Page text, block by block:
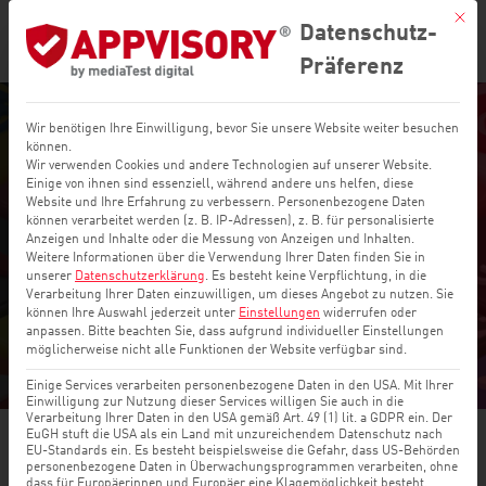
Penetration
Testing:
Definition und
Tools
21 März, 2022
Mit
Datenschutz-
Präferenz
Wir benötigen Ihre Einwilligung, bevor Sie unsere Website weiter besuchen
können.
Wir verwenden Cookies und andere Technologien auf unserer Website.
Einige von ihnen sind essenziell, während andere uns helfen, diese
Website und Ihre Erfahrung zu verbessern. Personenbezogene Daten
können verarbeitet werden (z. B. IP-Adressen), z. B. für personalisierte
Anzeigen und Inhalte oder die Messung von Anzeigen und Inhalten.
Weitere Informationen über die Verwendung Ihrer Daten finden Sie in
unserer Datenschutzerklärung. Es besteht keine Verpflichtung, in die
Verarbeitung Ihrer Daten einzuwilligen, um dieses Angebot zu nutzen. Sie
können Ihre Auswahl jederzeit unter Einstellungen widerrufen oder
anpassen. Bitte beachten Sie, dass aufgrund individueller Einstellungen
möglicherweise nicht alle Funktionen der Website verfügbar sind.
Einige Services verarbeiten personenbezogene Daten in den USA. Mit Ihrer
Einwilligung zur Nutzung dieser Services willigen Sie auch in die
Verarbeitung Ihrer Daten in den USA gemäß Art. 49 (1) lit. a GDPR ein. Der
EuGH stuft die USA als ein Land mit unzureichendem Datenschutz nach
EU-Standards ein. Es besteht beispielsweise die Gefahr, dass US-Behörden
personenbezogene Daten in Überwachungsprogrammen verarbeiten, ohne